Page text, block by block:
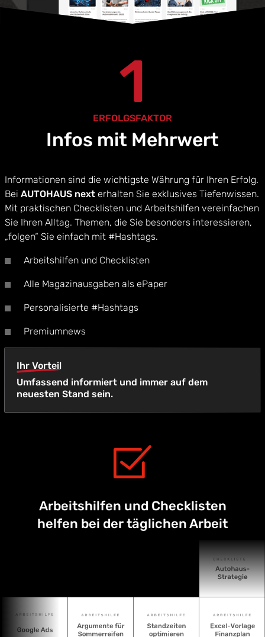
1
ERFOLGSFAKTOR
Infos mit Mehrwert
Informationen sind die wichtigste Währung für Ihren Erfolg.
Bei AUTOHAUS next erhalten Sie exklusives Tiefenwissen.
Mit praktischen Checklisten und Arbeitshilfen vereinfachen
Sie Ihren Alltag. Themen, die Sie besonders interessieren,
„folgen“ Sie einfach mit #Hashtags.
Arbeitshilfen und Checklisten
Alle Magazinausgaben als ePaper
Personalisierte #Hashtags
Premiumnews
Ihr Vorteil
Umfassend informiert und immer auf dem
neuesten Stand sein.
Arbeitshilfen und Checklisten
helfen bei der täglichen Arbeit